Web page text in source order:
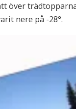
över
nere på -28°.